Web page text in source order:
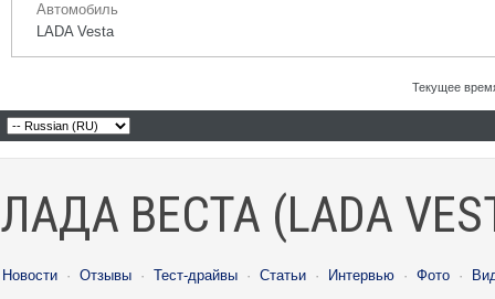
Автомобиль
LADA Vesta
Текущее
ЛАДА ВЕСТА (LADA
Новости · Отзывы · Тест-драйвы · Статьи · Интервью · Фото ·